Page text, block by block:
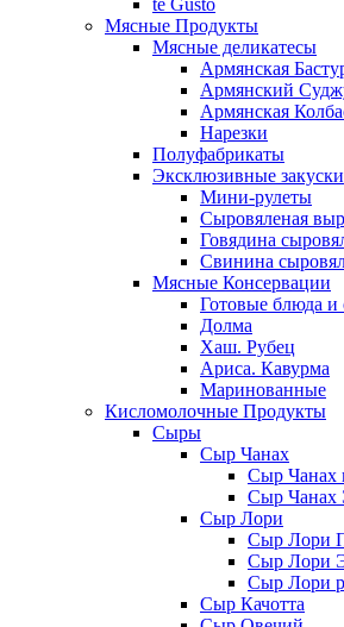
te Gusto
Мясные Продукты
Мясные деликатесы
Армянская
Армянский
Армянская
Нарезки
Полуфабрикаты
Эксклюзивные закуски
Мини-рулеты
Сыровяленая
Говядина
Свинина
Мясные Консервации
Готовые блюда и
Долма
Хаш. Рубец
Ариса. Кавурма
Маринованные
Кисломолочные Продукты
Сыры
Сыр Чанах
Сыр Чанах
Сыр Чанах
Сыр Лори
Сыр Лори
Сыр Лори
Сыр Лори
Сыр Качотта